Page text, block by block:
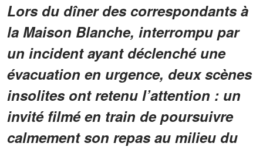
Lors du dîner des correspondants à
la Maison Blanche, interrompu par
un incident ayant déclenché une
évacuation en urgence, deux scènes
insolites ont retenu l’attention : un
invité filmé en train de poursuivre
calmement son repas au milieu du